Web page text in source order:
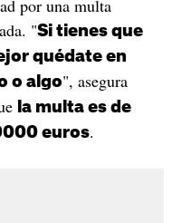
por una multa
"Si tienes que
quédate en
o algo", asegura
la multa es de
euros.